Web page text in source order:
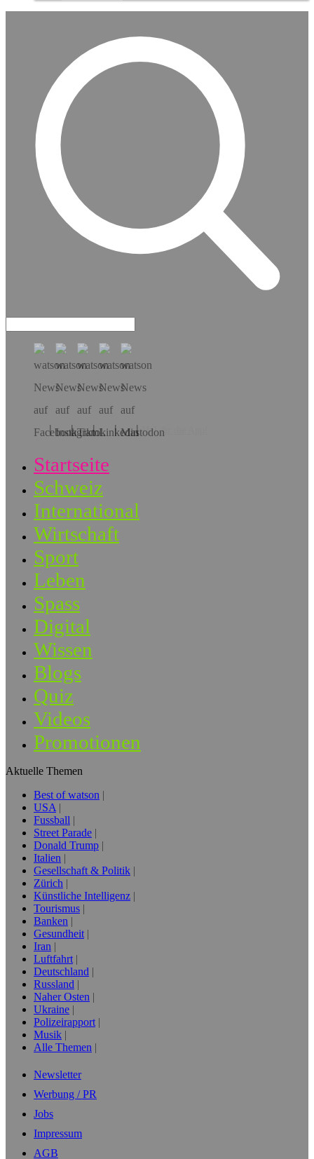
Hol dir die App!
Startseite
Schweiz
International
Wirtschaft
Sport
Leben
Spass
Digital
Wissen
Blogs
Quiz
Videos
Promotionen
Aktuelle Themen
Best of watson
USA
Fussball
Street Parade
Donald Trump
Italien
Gesellschaft & Politik
Zürich
Künstliche Intelligenz
Tourismus
Banken
Gesundheit
Iran
Luftfahrt
Deutschland
Russland
Naher Osten
Ukraine
Polizeirapport
Musik
Alle Themen
Newsletter
Werbung / PR
Jobs
Impressum
AGB